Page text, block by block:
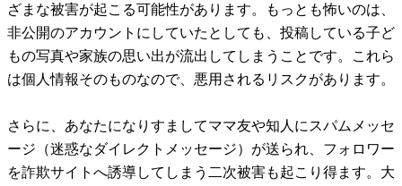
ざまな被害が起こる可能性があります。もっとも怖いのは、
非公開のアカウントにしていたとしても、投稿している子ど
もの写真や家族の思い出が流出してしまうことです。これら
は個人情報そのものなので、悪用されるリスクがあります。
さらに、あなたになりすましてママ友や知人にスパムメッセ
ージ（迷惑なダイレクトメッセージ）が送られ、フォロワー
を詐欺サイトへ誘導してしまう二次被害も起こり得ます。大